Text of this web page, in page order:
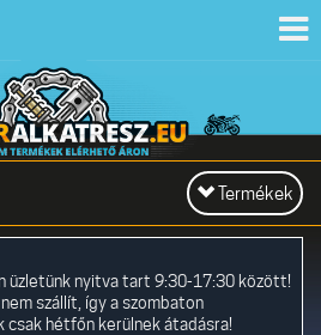
Toggle
navigation
Termékek
üzletünk nyitva tart 9:30-17:30 között!
szállít, így a szombaton
hétfőn kerülnek átadásra!